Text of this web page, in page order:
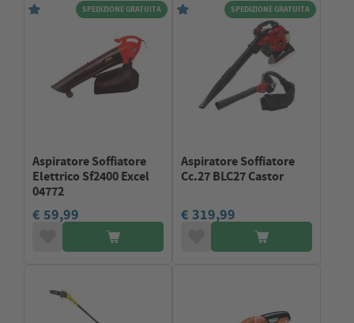
SPEDIZIONE GRATUITA
Aspiratore Soffiatore
Elettrico Sf2400 Excel
04772
€ 59,99
SPEDIZIONE GRATUITA
Aspiratore Soffiatore
Cc.27 BLC27 Castor
€ 319,99